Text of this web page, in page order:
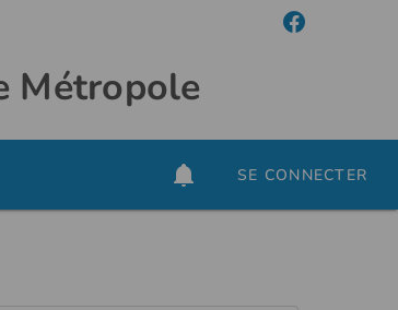
Métropole
SE CONNECTER